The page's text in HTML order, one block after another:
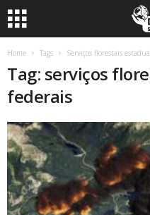
Home Tags Serviços florestais
Tag: serviços
federais